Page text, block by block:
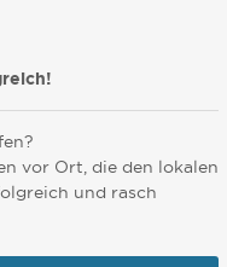
vor Ort, die den lokalen
und rasch